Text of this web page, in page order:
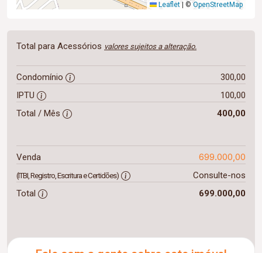
Leaflet ©OpenStreetMap
Total para Acessórios valores sujeitos a alteração.
Condomínio
300,00
IPTU
100,00
Total / Mês
400,00
Venda 699.000,00
(ITBI, Registro, Escritura e Certidões)
Consulte-nos
Total
699.000,00